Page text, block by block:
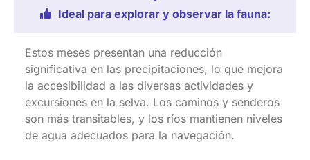
Ideal para explorar y observar la fauna:
Estos meses presentan una reducción
significativa en las precipitaciones, lo que mejora
la accesibilidad a las diversas actividades y
excursiones en la selva. Los caminos y senderos
son más transitables, y los ríos mantienen niveles
de agua adecuados para la navegación.